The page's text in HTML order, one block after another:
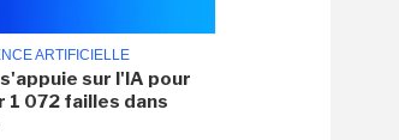
ARTIFICIELLE
sur l'IA pour
1 072 failles dans